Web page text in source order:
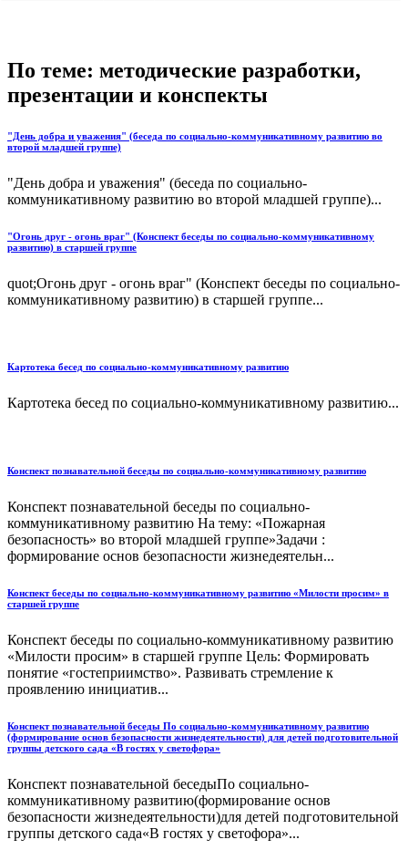
По теме: методические разработки,
презентации и конспекты
"День добра и уважения" (беседа по социально-коммуникативному развитию во
второй младшей группе)
"День добра и уважения" (беседа по социально-
коммуникативному развитию во второй младшей группе)...
"Огонь друг - огонь враг" (Конспект беседы по социально-коммуникативному
развитию) в старшей группе
quot;Огонь друг - огонь враг" (Конспект беседы по социально-
коммуникативному развитию) в старшей группе...
Картотека бесед по социально-коммуникативному развитию
Картотека бесед по социально-коммуникативному развитию...
Конспект познавательной беседы по социально-коммуникативному развитию
Конспект познавательной беседы по социально-
коммуникативному развитию На тему: «Пожарная
безопасность» во второй младшей группе»Задачи :
формирование основ безопасности жизнедеятельн...
Конспект беседы по социально-коммуникативному развитию «Милости просим» в
старшей группе
Конспект беседы по социально-коммуникативному развитию
«Милости просим» в старшей группе Цель: Формировать
понятие «гостеприимство». Развивать стремление к
проявлению инициатив...
Конспект познавательной беседы По социально-коммуникативному развитию
(формирование основ безопасности жизнедеятельности) для детей подготовительной
группы детского сада «В гостях у светофора»
Конспект познавательной беседыПо социально-
коммуникативному развитию(формирование основ
безопасности жизнедеятельности)для детей подготовительной
группы детского сада«В гостях у светофора»...